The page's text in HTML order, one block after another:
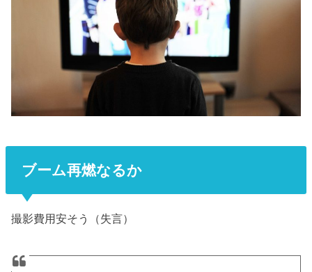
ブーム再燃なるか
撮影費用安そう（失言）